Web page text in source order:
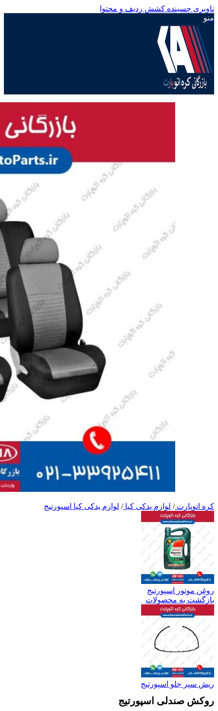
ناوبری چسبنده کشش ردیف و محتوا
منو
کره اتوپارت/ لوازم یدکی کیا/ لوازم یدکی کیا اسپورتیج
روغن موتور اسپورتیج
بازگشت به محصولات
ریش سپر جلو اسپورتیج
روکش صندلی اسپورتیج